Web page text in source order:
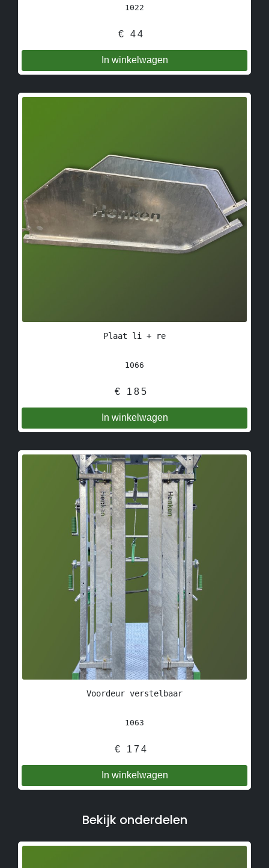
1022
€ 44
Plaat li + re
1066
€ 185
Voordeur verstelbaar
1063
€ 174
Bekijk onderdelen